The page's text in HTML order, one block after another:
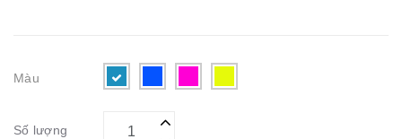
Màu
Số lượng